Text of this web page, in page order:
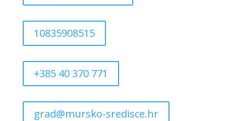
10835908515
+385 40 370 771
grad@mursko-sredisce.hr